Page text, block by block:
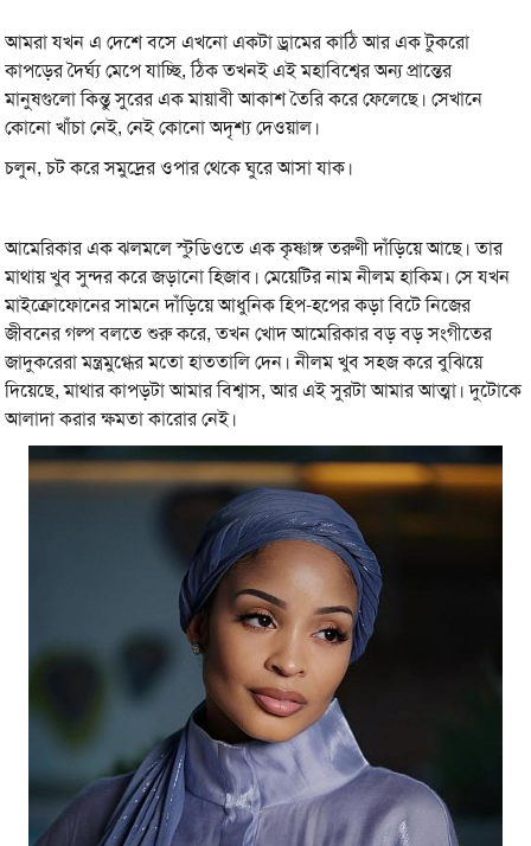
আমরা যখন এ দেশে বসে এখনো একটা ড্রামের কাঠি আর এক টুকরো
কাপড়ের দৈর্ঘ্য মেপে যাচ্ছি, ঠিক তখনই এই মহাবিশ্বের অন্য প্রান্তের
মানুষগুলো কিন্তু সুরের এক মায়াবী আকাশ তৈরি করে ফেলেছে। সেখানে
কোনো খাঁচা নেই, নেই কোনো অদৃশ্য দেওয়াল।
চলুন, চট করে সমুদ্রের ওপার থেকে ঘুরে আসা যাক।
আমেরিকার এক ঝলমলে স্টুডিওতে এক কৃষ্ণাঙ্গ তরুণী দাঁড়িয়ে আছে। তার
মাথায় খুব সুন্দর করে জড়ানো হিজাব। মেয়েটির নাম নীলম হাকিম। সে যখন
মাইক্রোফোনের সামনে দাঁড়িয়ে আধুনিক হিপ-হপের কড়া বিটে নিজের
জীবনের গল্প বলতে শুরু করে, তখন খোদ আমেরিকার বড় বড় সংগীতের
জাদুকরেরা মন্ত্রমুগ্ধের মতো হাততালি দেন। নীলম খুব সহজ করে বুঝিয়ে
দিয়েছে, মাথার কাপড়টা আমার বিশ্বাস, আর এই সুরটা আমার আত্মা। দুটোকে
আলাদা করার ক্ষমতা কারোর নেই।